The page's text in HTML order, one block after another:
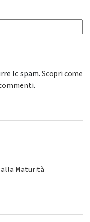
lo spam.Scopri come
.
Maturità